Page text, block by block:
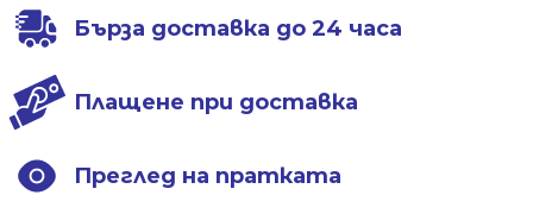
Бърза доставка до 24 часа
Плащене при доставка
Преглед на пратката